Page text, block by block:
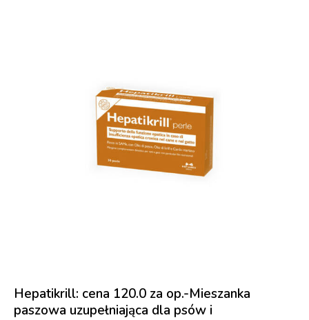
Hepatikrill: cena 120.0 za op.-Mieszanka
paszowa uzupełniająca dla psów i